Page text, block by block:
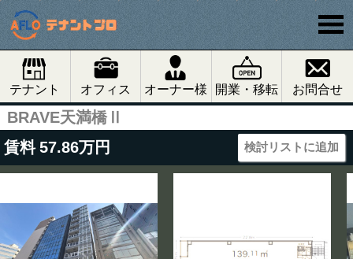
テナント オフィス オーナー様 開業・移転 お問合せ
BRAVE天満橋Ⅱ
賃料 57.86万円 検討リストに追加